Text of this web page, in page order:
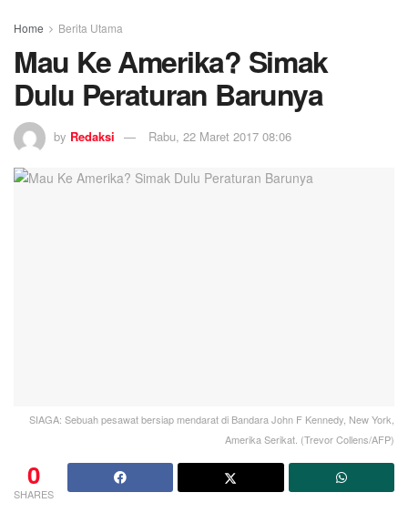
Home Berita Utama
Mau Ke Amerika? Simak
Dulu Peraturan Barunya
by Redaksi Rabu, 22 Maret 2017 08:06
SIAGA: Sebuah pesawat bersiap mendarat di Bandara John F Kennedy, New York,
Amerika Serikat. (Trevor Collens/AFP)
0
SHARES